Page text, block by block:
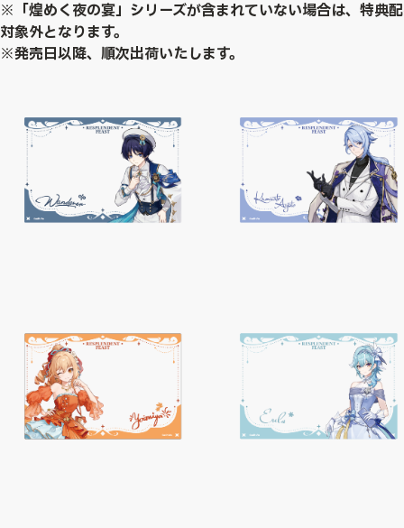
※「煌めく夜の宴」シリーズが含まれていない場合は、特典
対象外となります。
※発売日以降、順次出荷いたします。